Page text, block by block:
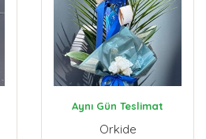
Aynı Gün Teslimat
Orkide